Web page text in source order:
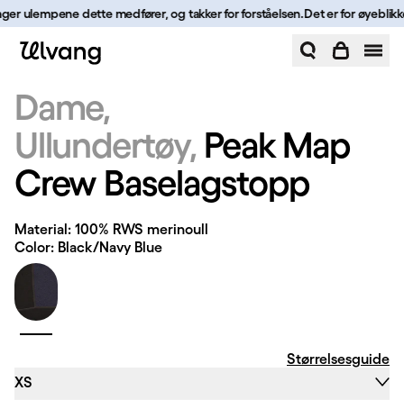
Hopp til innhold
ulempene dette medfører, og takker for forståelsen.Det er for
Dame
Ullundertøy Peak Map
Crew Baselagstopp
Material: 100% RWS merinoull
Color: Black/Navy Blue
Størrelsesguide
XS